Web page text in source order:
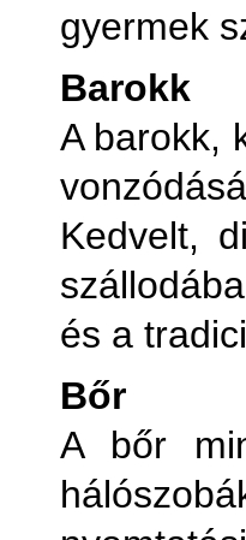
gyermek
Barokk
A barokk,
Kedvelt,
és a
Bőr
A bőr